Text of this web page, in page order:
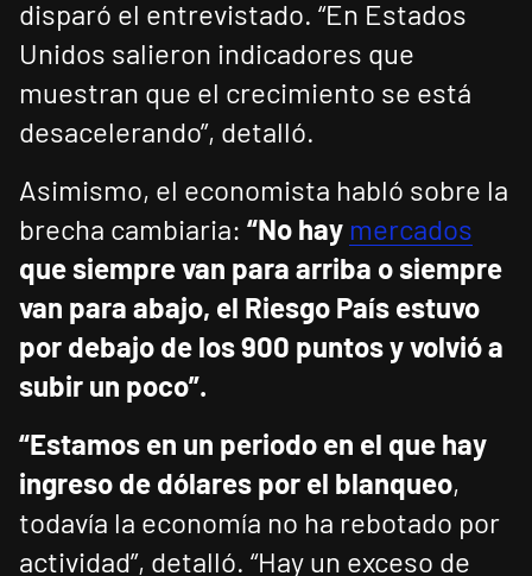
disparó el entrevistado. “En Estados
Unidos salieron indicadores que
muestran que el crecimiento se está
desacelerando”, detalló.
Asimismo, el economista habló sobre la
brecha cambiaria: “No hay mercados
que siempre van para arriba o siempre
van para abajo, el Riesgo País estuvo
por debajo de los 900 puntos y volvió a
subir un poco”.
“Estamos en un periodo en el que hay
ingreso de dólares por el blanqueo,
todavía la economía no ha rebotado por
actividad”, detalló. “Hay un exceso de